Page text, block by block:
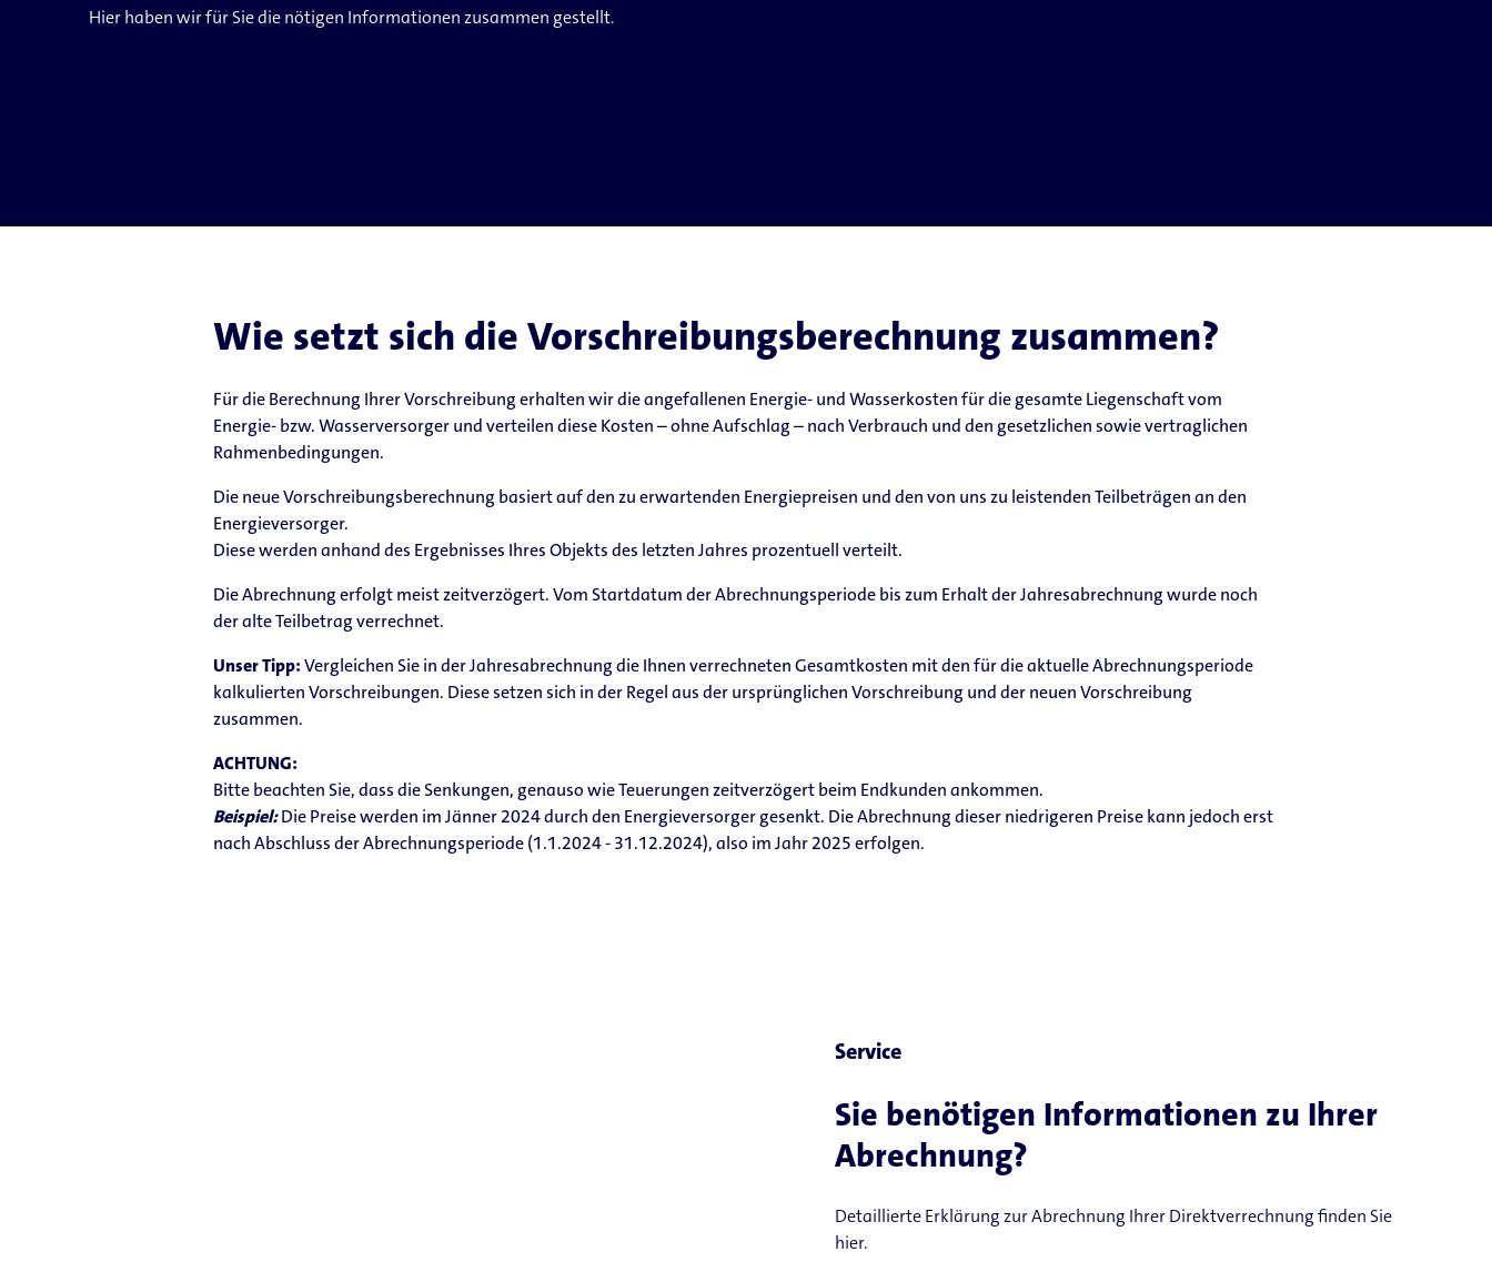
Hier haben wir für Sie die nötigen Informationen zusammen gestellt.
Wie setzt sich die Vorschreibungsberechnung zusammen?
Für die Berechnung Ihrer Vorschreibung erhalten wir die angefallenen Energie- und Wasserkosten für die gesamte Liegenschaft vom
Energie- bzw. Wasserversorger und verteilen diese Kosten – ohne Aufschlag – nach Verbrauch und den gesetzlichen sowie vertraglichen
Rahmenbedingungen.
Die neue Vorschreibungsberechnung basiert auf den zu erwartenden Energiepreisen und den von uns zu leistenden Teilbeträgen an den
Energieversorger.
Diese werden anhand des Ergebnisses Ihres Objekts des letzten Jahres prozentuell verteilt.
Die Abrechnung erfolgt meist zeitverzögert. Vom Startdatum der Abrechnungsperiode bis zum Erhalt der Jahresabrechnung wurde noch
der alte Teilbetrag verrechnet.
Unser Tipp:Vergleichen Sie in der Jahresabrechnung die Ihnen verrechneten Gesamtkosten mit den für die aktuelle Abrechnungsperiode
kalkulierten Vorschreibungen. Diese setzen sich in der Regel aus der ursprünglichen Vorschreibung und der neuen Vorschreibung
zusammen.
ACHTUNG:
Bitte beachten Sie, dass die Senkungen, genauso wie Teuerungen zeitverzögert beim Endkunden ankommen.
Beispiel:Die Preise werden im Jänner 2024 durch den Energieversorger gesenkt. Die Abrechnung dieser niedrigeren Preise kann jedoch erst
nach Abschluss der Abrechnungsperiode (1.1.2024 - 31.12.2024), also im Jahr 2025 erfolgen.
Service
Sie benötigen Informationen zu Ihrer
Abrechnung?
Detaillierte Erklärung zur Abrechnung Ihrer Direktverrechnung finden Sie
hier.